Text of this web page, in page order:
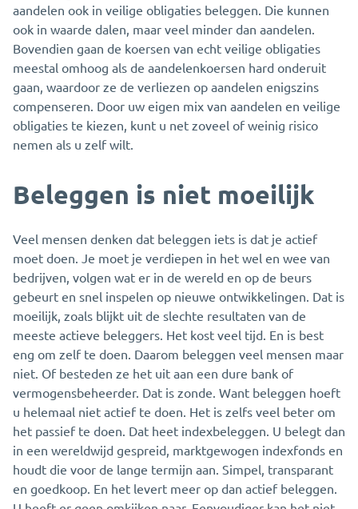
aandelen ook in veilige obligaties beleggen. Die kunnen
ook in waarde dalen, maar veel minder dan aandelen.
Bovendien gaan de koersen van echt veilige obligaties
meestal omhoog als de aandelenkoersen hard onderuit
gaan, waardoor ze de verliezen op aandelen enigszins
compenseren. Door uw eigen mix van aandelen en veilige
obligaties te kiezen, kunt u net zoveel of weinig risico
nemen als u zelf wilt.
Beleggen is niet moeilijk
Veel mensen denken dat beleggen iets is dat je actief
moet doen. Je moet je verdiepen in het wel en wee van
bedrijven, volgen wat er in de wereld en op de beurs
gebeurt en snel inspelen op nieuwe ontwikkelingen. Dat is
moeilijk, zoals blijkt uit de slechte resultaten van de
meeste actieve beleggers. Het kost veel tijd. En is best
eng om zelf te doen. Daarom beleggen veel mensen maar
niet. Of besteden ze het uit aan een dure bank of
vermogensbeheerder. Dat is zonde. Want beleggen hoeft
u helemaal niet actief te doen. Het is zelfs veel beter om
het passief te doen. Dat heet indexbeleggen. U belegt dan
in een wereldwijd gespreid, marktgewogen indexfonds en
houdt die voor de lange termijn aan. Simpel, transparant
en goedkoop. En het levert meer op dan actief beleggen.